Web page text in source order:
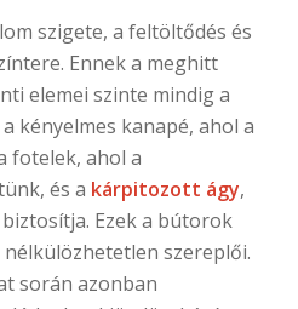
szigete, a feltöltődés és
Ennek a meghitt
elemei szinte mindig a
kényelmes kanapé, ahol a
fotelek, ahol a
és a kárpitozott ágy,
Ezek a bútorok
nélkülözhetetlen szereplői.
során azonban